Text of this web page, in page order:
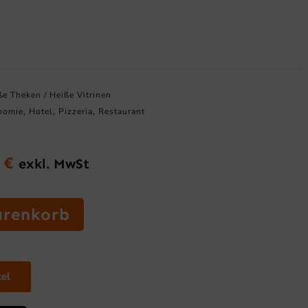
Theken / Heiße Vitrinen
, Hotel , Pizzeria, Restaurant
€
€ Aktueller
ist:
4.408,00 €.
exkl. MwSt